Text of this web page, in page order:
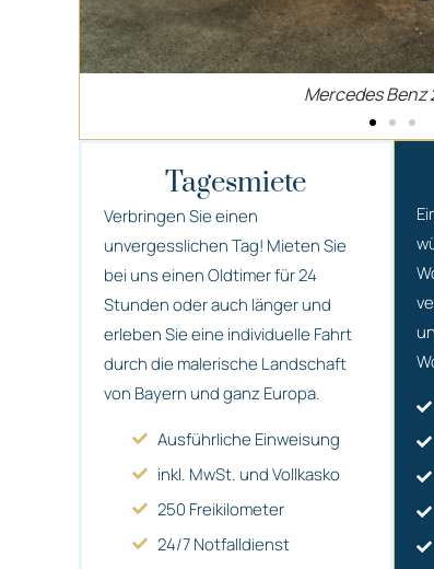
VW Käfer
Tagesmiete
Verbringen Sie einen
unvergesslichen Tag! Mieten Sie
bei uns einen Oldtimer für 24
Stunden oder auch länger und
erleben Sie eine individuelle Fahrt
durch die malerische Landschaft
von Bayern und ganz Europa.
Ausführliche Einweisung
inkl. MwSt. und Vollkasko
250 Freikilometer
24/7 Notfalldienst